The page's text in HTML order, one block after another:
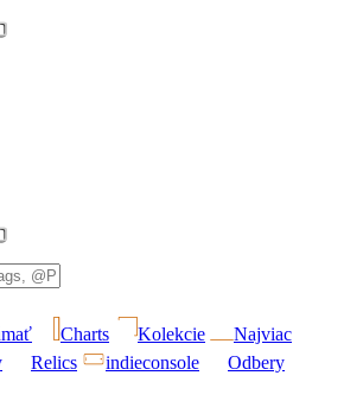
Charts Kolekcie
Najviac
Relics indieconsole Odbery